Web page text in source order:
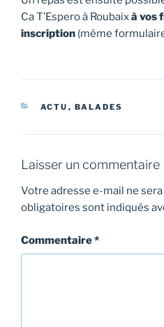
Ca T’Espero à Roubaixà vos
inscription (même
CATÉGORIES
ACTU , BALADES
Laisser un commentaire
Votre adresse e-mail ne
obligatoires sont indiqués
Commentaire*